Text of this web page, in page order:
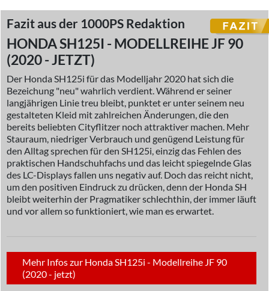
Fazit aus der 1000PS Redaktion
HONDA SH125I - MODELLREIHE JF 90
(2020 - JETZT)
Der Honda SH125i für das Modelljahr 2020 hat sich die
Bezeichung "neu" wahrlich verdient. Während er seiner
langjährigen Linie treu bleibt, punktet er unter seinem neu
gestalteten Kleid mit zahlreichen Änderungen, die den
bereits beliebten Cityflitzer noch attraktiver machen. Mehr
Stauraum, niedriger Verbrauch und genügend Leistung für
den Alltag sprechen für den SH125i, einzig das Fehlen des
praktischen Handschuhfachs und das leicht spiegelnde Glas
des LC-Displays fallen uns negativ auf. Doch das reicht nicht,
um den positiven Eindruck zu drücken, denn der Honda SH
bleibt weiterhin der Pragmatiker schlechthin, der immer läuft
und vor allem so funktioniert, wie man es erwartet.
Mehr Infos zur Honda SH125i - Modellreihe JF 90
(2020 - jetzt)